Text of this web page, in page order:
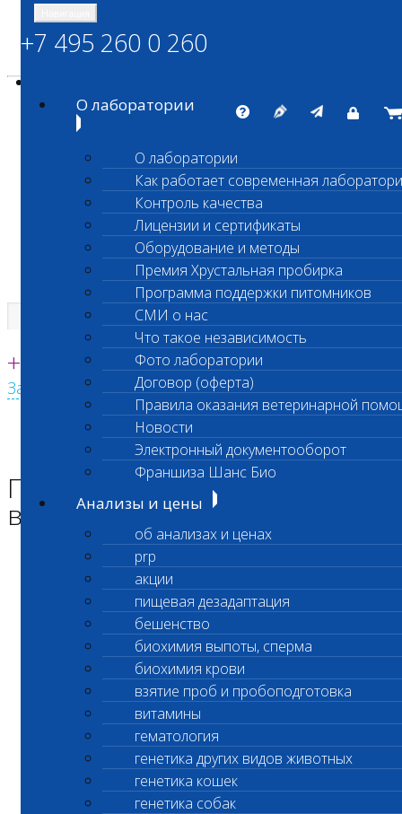
ШАНС БИО
Независимая ветеринарная лаборатория
Единая круглосуточная справочная
+7 495 260 0 260
Заказать звонок с сайта
+7 495 260 0 260
О лаборатории
О лаборатории
Как работает современная
Контроль качества
Лицензии и сертификаты
Оборудование и методы
Премия Хрустальная пробирка
Программа поддержки питомников
СМИ о нас
Что такое независимость
Фото лаборатории
Договор (оферта)
Правила оказания ветеринарной
Новости
Электронный документооборот
Франшиза Шанс Био
Анализы и цены
об анализах и ценах
prp
акции
пищевая дезадаптация
бешенство
биохимия выпоты, сперма
биохимия крови
взятие проб и пробоподготовка
витамины
гематология
генетика других видов животных
генетика кошек
генетика собак
Главная страница
Приостановлено выполнение исследования
Приостановлено
выполнение исследования
Уважаемые клиенты!
С 08 ноябрявременно приостановлен
прием биоматериала и выполнение
исследований профилей:
«Хроническая диарея собак» (код 6908)
«Хроническая диарея кошек» (код 6808)